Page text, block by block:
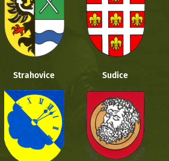
Strahovice Sudice